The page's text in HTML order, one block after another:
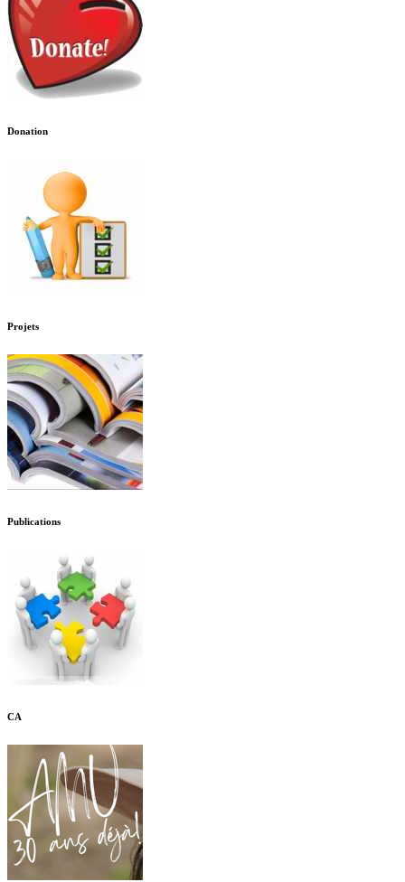
Donation
Projets
Publications
CA